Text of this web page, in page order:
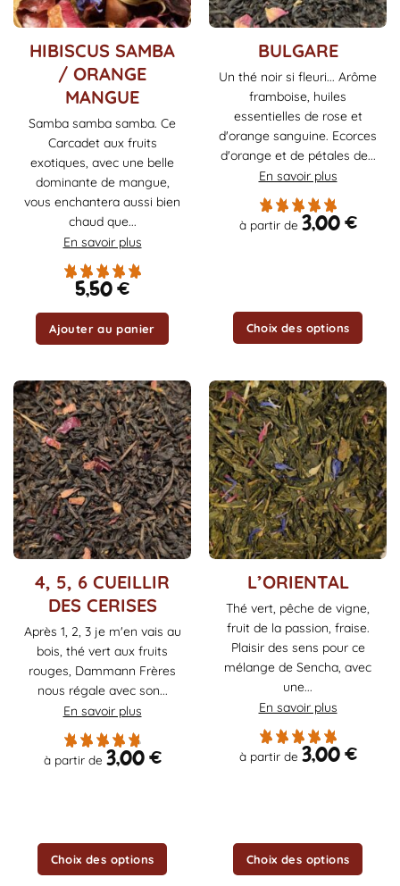
HIBISCUS SAMBA
/ ORANGE
MANGUE
Samba samba samba. Ce
Carcadet aux fruits
exotiques, avec une belle
dominante de mangue,
vous enchantera aussi bien
chaud que...
En savoir plus
5,50€
Ajouter au panier
BULGARE
Un thé noir si fleuri... Arôme
framboise, huiles
essentielles de rose et
d'orange sanguine. Ecorces
d'orange et de pétales de...
En savoir plus
à partir de 3,00€
Choix des options
a
plusieurs
variations.
Les
options
peuvent
4, 5, 6 CUEILLIR
DES CERISES
Après 1, 2, 3 je m'en vais au
bois, thé vert aux fruits
rouges, Dammann Frères
nous régale avec son...
En savoir plus
à partir de 3,00€
Choix des options
produit
plusieurs
variations.
Les
options
peuvent
L’ORIENTAL
Thé vert, pêche de vigne,
fruit de la passion, fraise.
Plaisir des sens pour ce
mélange de Sencha, avec
une...
En savoir plus
à partir de 3,00€
Choix des options
plusieurs
variations.
Les
peuvent